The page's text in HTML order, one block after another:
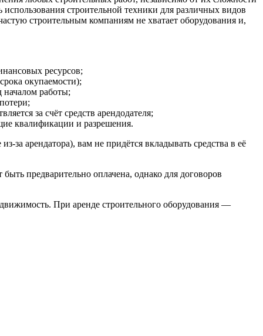
строительной техники для различных видов
строительным компаниям не хватает оборудования и,
ресурсов;
окупаемости);
началом работы;
за счёт средств арендодателя;
квалификации и разрешения.
за арендатора), вам не придётся вкладывать средства в её
предварительно оплачена, однако для договоров
При аренде строительного оборудования —